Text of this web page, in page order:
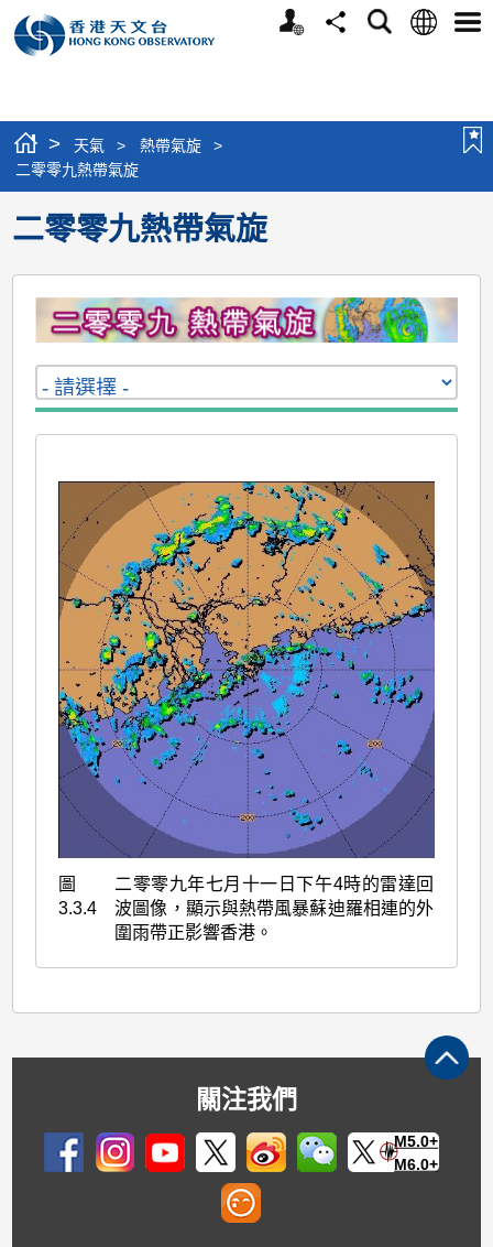
個
分
搜
語
選
> 天氣 > 熱帶氣旋
>
二零零九熱帶氣旋
二零零九熱帶氣旋
圖
3.3.4
二零零九年七月十一日下午4時的雷達回
波圖像，顯示與熱帶風暴蘇迪羅相連的外
圍雨帶正影響香港。
關注我們
M5.0+
M6.0+